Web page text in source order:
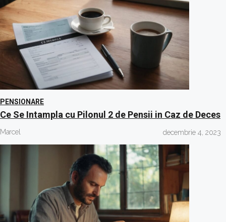
PENSIONARE
Ce Se Intampla cu Pilonul 2 de Pensii in Caz de Deces
Marcel decembrie 4, 2023